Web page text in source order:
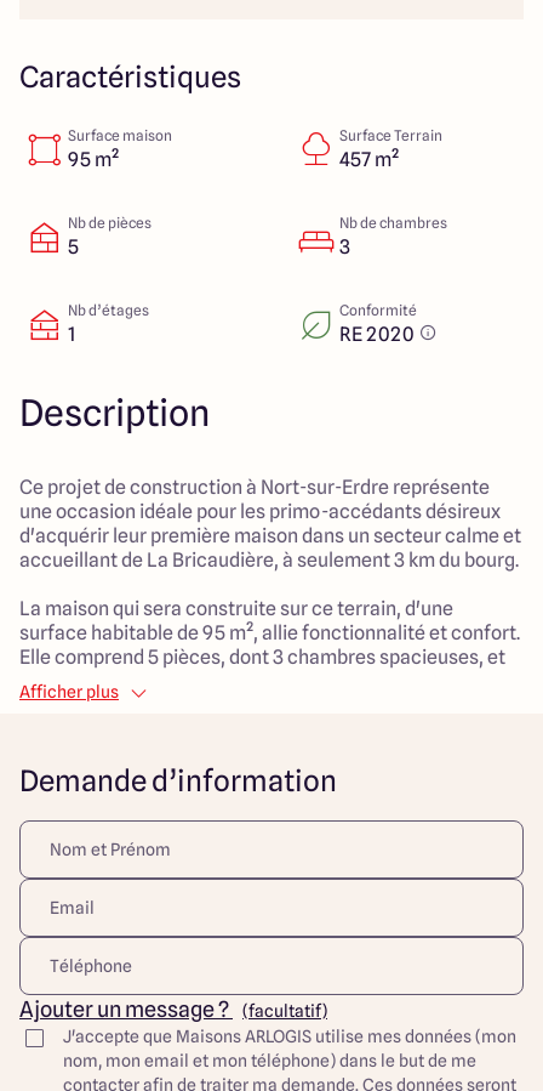
4.7 4.7
Caractéristiques
Surface maison
95 m²
Surface Terrain
457 m²
Nb de pièces
5
Nb de chambres
3
Nb d’étages
1
Conformité
RE 2020
Description
Ce projet de construction à Nort-sur-Erdre représente
une occasion idéale pour les primo-accédants désireux
d'acquérir leur première maison dans un secteur calme et
accueillant de La Bricaudière, à seulement 3 km du bourg.
La maison qui sera construite sur ce terrain, d'une
surface habitable de 95 m², allie fonctionnalité et confort.
Elle comprend 5 pièces, dont 3 chambres spacieuses, et
un salon généreux de 40 m², idéal pour recevoir ou
profiter de moments en famille.
s'adapte parfaitement à un mode de vie moderne tout en
vous facilitant l'accès aux essentiels de la vie urbaine. Ce
projet est parfait pour démarrer dans la vie et construire
un avenir serein. Ne manquez pas cette belle opportunité !
Découvrez toutes nos offres et réalisations ARLOGIS sur
notre site Internet. Visuel d'illustration. Le modèle est
totalement adaptable à vos envies et besoins et
personnalisable grâce à de nombreuses options de
finition. Nous consulter pour plus d’informations. Le prix
affiché comprend le coût du terrain et de la construction
Afficher plus
Demande d’information
Ajouter un message ?
(facultatif)
J'accepte que Maisons ARLOGIS utilise mes données (mon
nom, mon email et mon téléphone) dans le but de me
contacter afin de traiter ma demande. Ces données seront